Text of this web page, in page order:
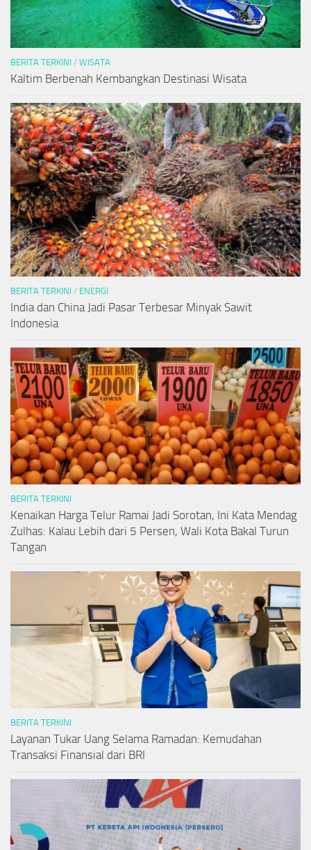
BERITA TERKINI / WISATA
Kaltim Berbenah Kembangkan Destinasi Wisata
BERITA TERKINI / ENERGI
India dan China Jadi Pasar Terbesar Minyak Sawit
Indonesia
BERITA TERKINI
Kenaikan Harga Telur Ramai Jadi Sorotan, Ini Kata Mendag
Zulhas: Kalau Lebih dari 5 Persen, Wali Kota Bakal Turun
Tangan
BERITA TERKINI
Layanan Tukar Uang Selama Ramadan: Kemudahan
Transaksi Finansial dari BRI